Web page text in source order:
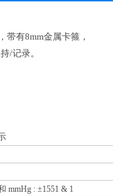
有8mm金属卡箍，
/记录。
mmHg : ±1551 & 1